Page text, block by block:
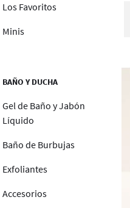
Los Favoritos
Minis
BAÑO Y DUCHA
Gel de Baño y Jabón
Líquido
Baño de Burbujas
Exfoliantes
Accesorios